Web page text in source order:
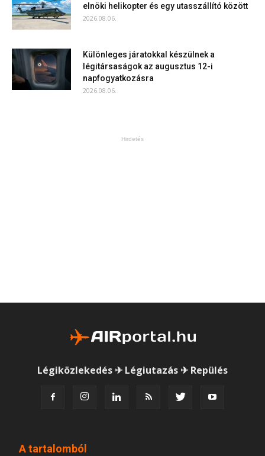
elnöki helikopter és egy utasszállító között
2026.08.06.
Különleges járatokkal készülnek a
légitársaságok az augusztus 12-i
napfogyatkozásra
2026.08.06.
Hirdetés
Légiközlekedés ✈ Légiutazás ✈ Repülés
A tartalomból